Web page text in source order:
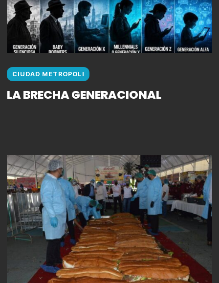
CIUDAD METROPOLI
LA BRECHA GENERACIONAL